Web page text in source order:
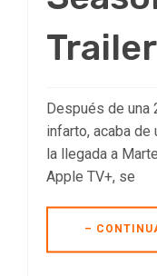
Trailer
Después de una
infarto, acaba de
la llegada a
Apple TV+, se
–